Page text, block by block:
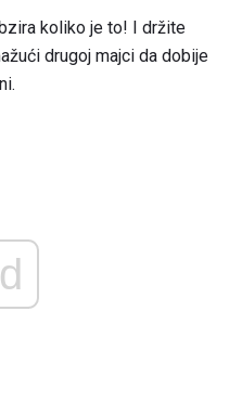
koliko je to! I držite
drugoj majci da dobije